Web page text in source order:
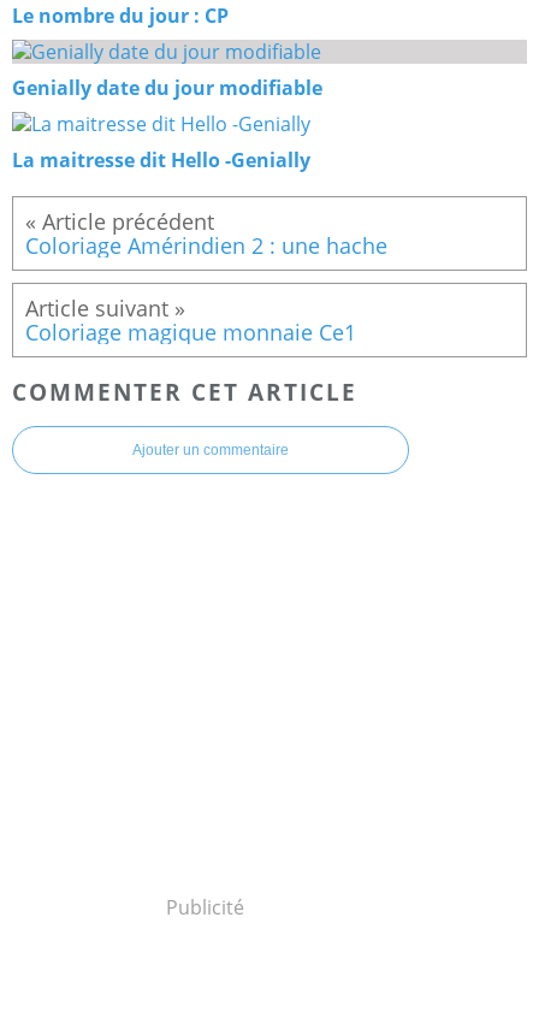
Le nombre du jour : CP
Genially date du jour modifiable
La maitresse dit Hello -Genially
Coloriage Amérindien 2 : une hache
Coloriage magique monnaie Ce1
COMMENTER CET ARTICLE
Ajouter un commentaire
Publicité